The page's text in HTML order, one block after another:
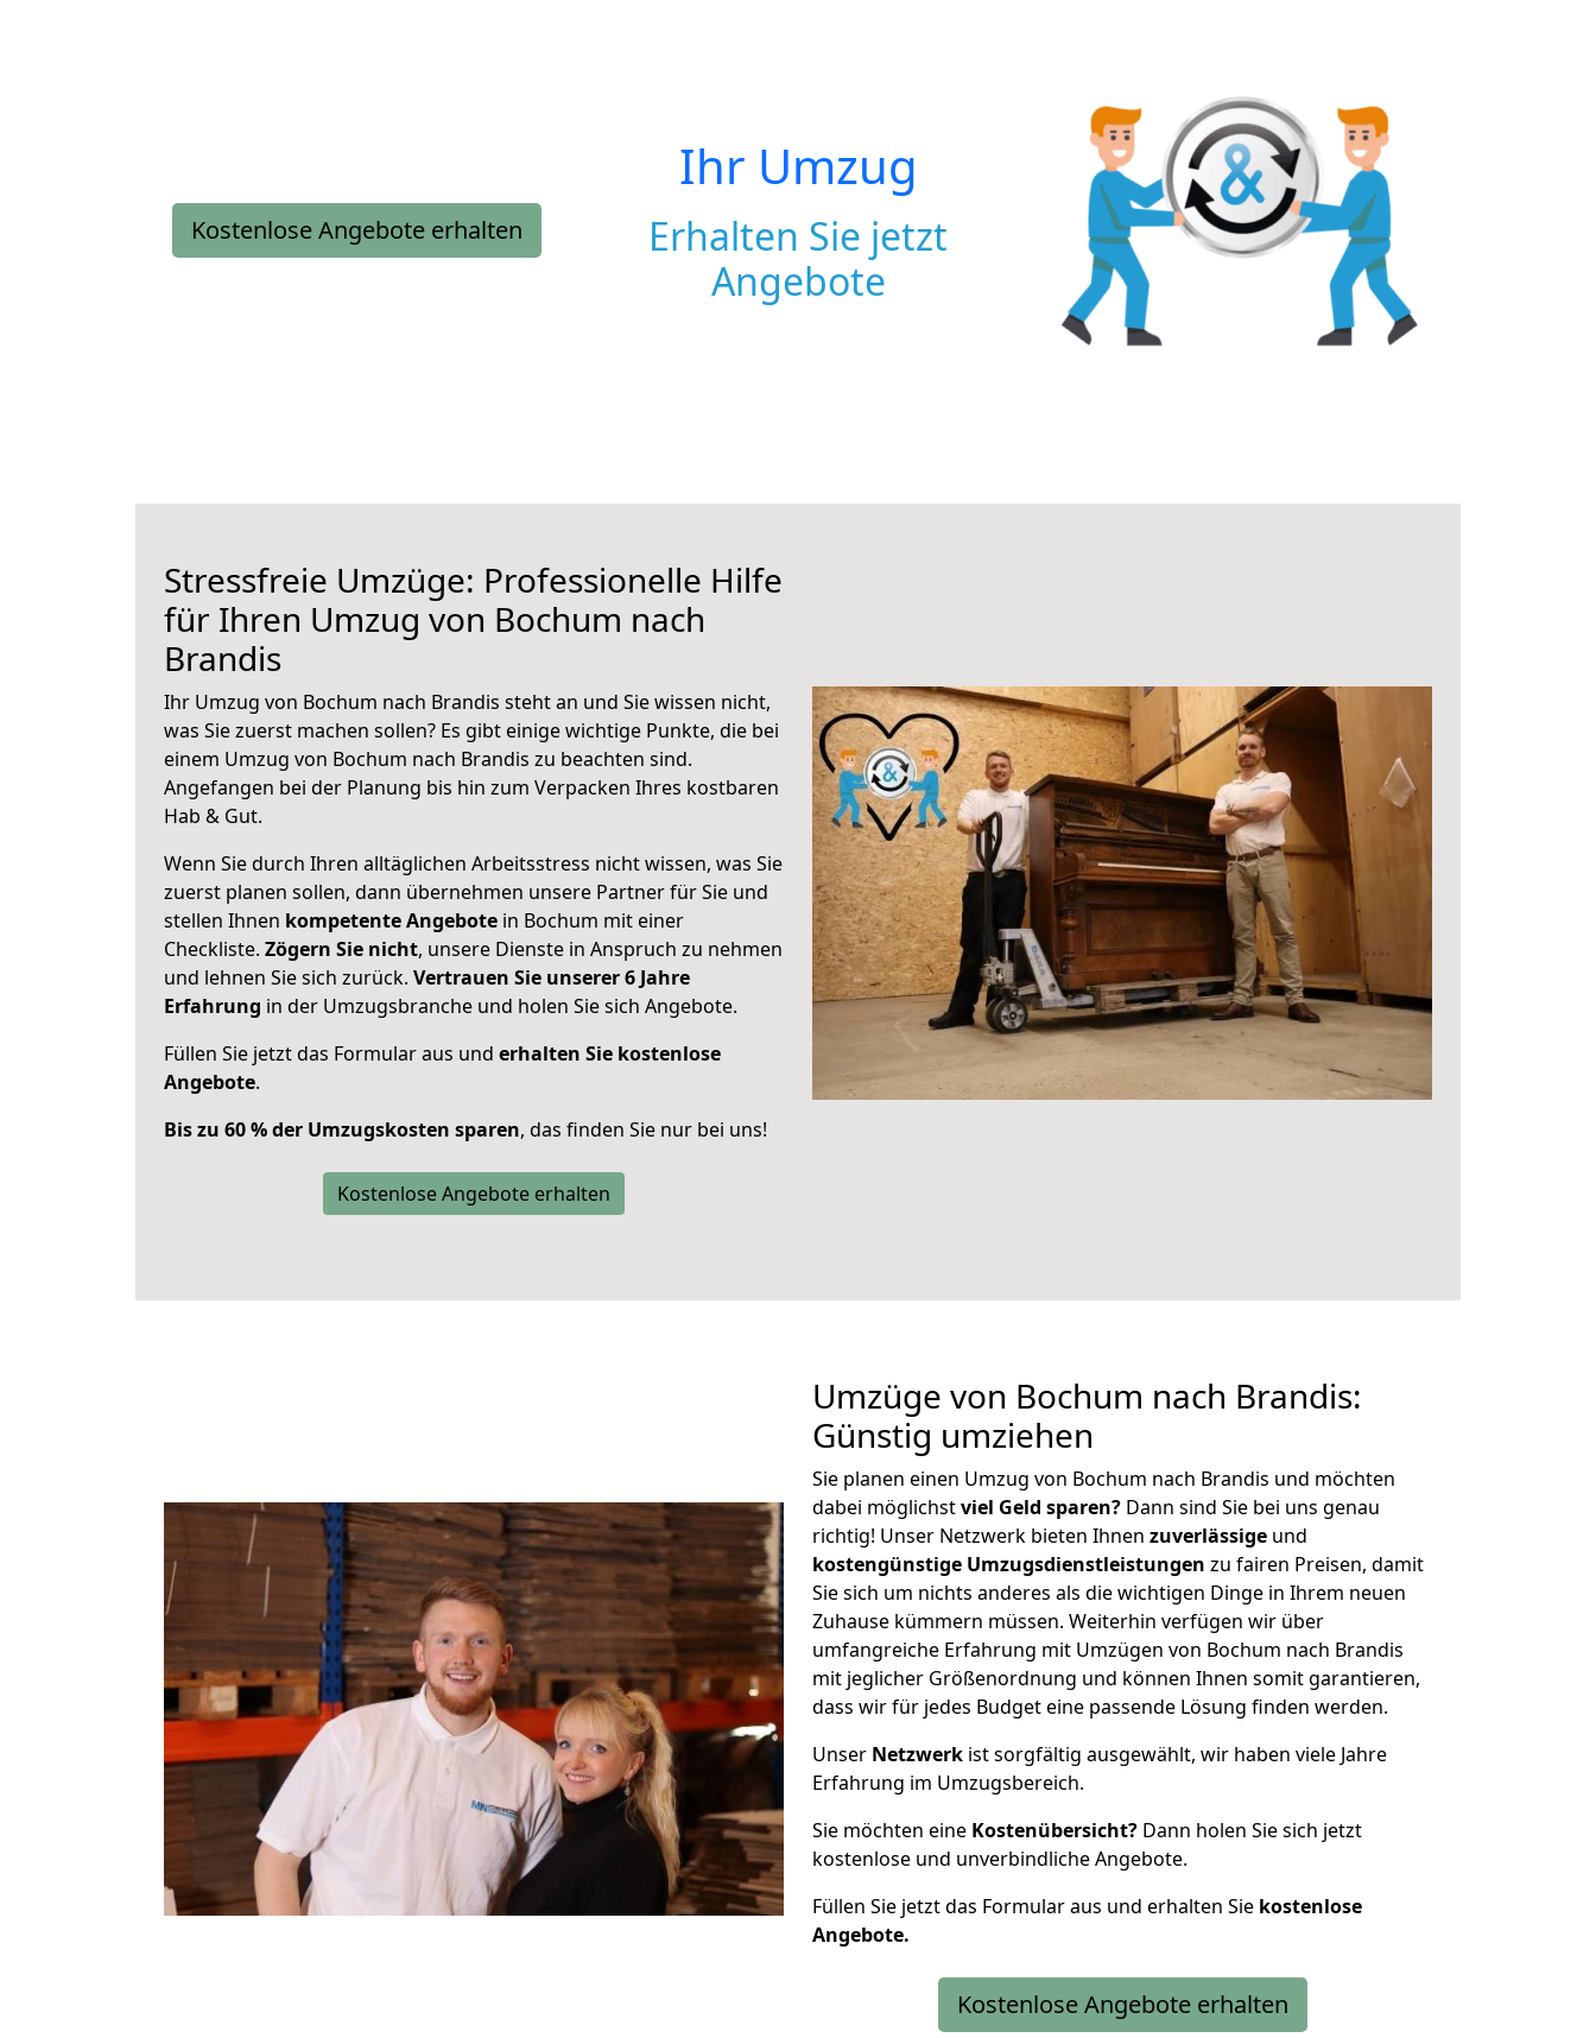
Kostenlose Angebote erhalten
Ihr Umzug
Erhalten Sie jetzt
Angebote
Stressfreie Umzüge: Professionelle Hilfe
für Ihren Umzug von Bochum nach
Brandis
Ihr Umzug von Bochum nach Brandis steht an und Sie wissen nicht,
was Sie zuerst machen sollen? Es gibt einige wichtige Punkte, die bei
einem Umzug von Bochum nach Brandis zu beachten sind.
Angefangen bei der Planung bis hin zum Verpacken Ihres kostbaren
Hab & Gut.
Wenn Sie durch Ihren alltäglichen Arbeitsstress nicht wissen, was Sie
zuerst planen sollen, dann übernehmen unsere Partner für Sie und
stellen Ihnen kompetente Angebote in Bochum mit einer
Checkliste. Zögern Sie nicht, unsere Dienste in Anspruch zu nehmen
und lehnen Sie sich zurück. Vertrauen Sie unserer 6 Jahre
Erfahrung in der Umzugsbranche und holen Sie sich Angebote.
Füllen Sie jetzt das Formular aus und erhalten Sie kostenlose
Angebote.
Bis zu 60 % der Umzugskosten sparen, das finden Sie nur bei uns!
Kostenlose Angebote erhalten
Umzüge von Bochum nach Brandis:
Günstig umziehen
Sie planen einen Umzug von Bochum nach Brandis und möchten
dabei möglichstviel Geld sparen? Dann sind Sie bei uns genau
richtig! Unser Netzwerk bieten Ihnen zuverlässige und
kostengünstige Umzugsdienstleistungen zu fairen Preisen, damit
Sie sich um nichts anderes als die wichtigen Dinge in Ihrem neuen
Zuhause kümmern müssen. Weiterhin verfügen wir über
umfangreiche Erfahrung mit Umzügen von Bochum nach Brandis
mit jeglicher Größenordnung und können Ihnen somit garantieren,
dass wir für jedes Budget eine passende Lösung finden werden.
Unser Netzwerk ist sorgfältig ausgewählt, wir haben viele Jahre
Erfahrung im Umzugsbereich.
Sie möchten eine Kostenübersicht? Dann holen Sie sich jetzt
kostenlose und unverbindliche Angebote.
Füllen Sie jetzt das Formular aus und erhalten Sie kostenlose
Angebote.
Kostenlose Angebote erhalten